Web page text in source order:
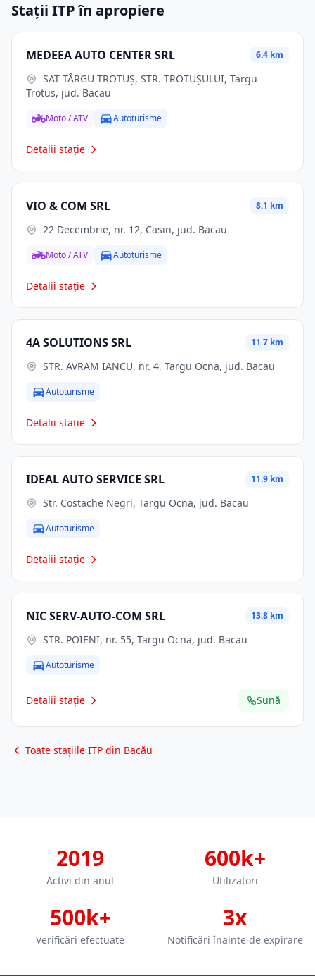
Stații ITP în apropiere
MEDEEA AUTO CENTER SRL 6.4 km
Trotus, jud. Bacau
Moto / ATV Autoturisme
Detalii stație
VIO & COM SRL 8.1 km
22 Decembrie, nr. 12, Casin, jud. Bacau
Moto / ATV Autoturisme
Detalii stație
4A SOLUTIONS SRL 11.7 km
STR. AVRAM IANCU, nr. 4, Targu Ocna, jud. Bacau
Autoturisme
Detalii stație
IDEAL AUTO SERVICE SRL 11.9 km
Str. Costache Negri, Targu Ocna, jud. Bacau
Autoturisme
Detalii stație
NIC SERV-AUTO-COM SRL 13.8 km
STR. POIENI, nr. 55, Targu Ocna, jud. Bacau
Autoturisme
Detalii stație Sună
Toate stațiile ITP din Bacău
2019
Activi din anul
600k+
Utilizatori
500k+
Verificări efectuate
3x
Notificări înainte de expirare